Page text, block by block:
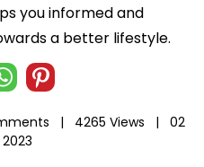
you informed and
a better lifestyle.
| 4265 Views |
02